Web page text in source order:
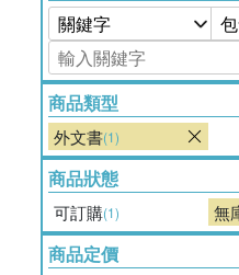
商品類型
外文書(1)
商品狀態
可訂購(1) 無
商品定價